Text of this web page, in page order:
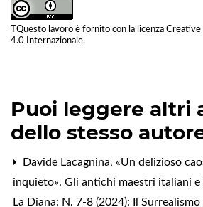
TQuesto lavoro è fornito con la licenza Creative
4.0 Internazionale.
Puoi leggere altri
dello stesso
Davide Lacagnina, «Un delizioso
inquieto». Gli antichi maestri italiani
La Diana: N. 7-8 (2024): Il